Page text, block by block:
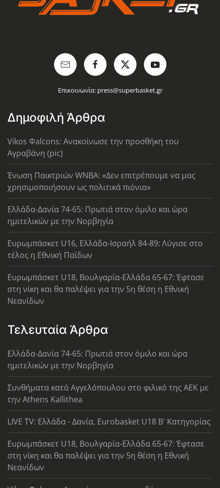
Επικοινωνία: press@superbasket.gr
Δημοφιλή Άρθρα
Vikos Φalcons: Ανακοίνωσε την προσθήκη του
Αγραβάνη (pic)
Ένωση Παικτριών WNBA: «Δεν επιτρέπουμε να μας
χρησιμοποιήσουν ως πολιτικά πιόνια»
Ελλάδα-Δανία 74-65: Πρωτιά στον όμιλο και ώρα
ημιτελικών με την Νορβηγία
Ευρωμπάσκετ U16, Ελλάδα-Ισραήλ 84-89: Λύγισε στο
τέλος η Εθνική Παίδων
Ευρωμπάσκετ U18, Βουλγαρία-Ελλάδα 65-67: Έφτασε
στη νίκη και θα παλέψει για την 5η θέση η Εθνική
Νεανίδων
Τελευταία Άρθρα
Ελλάδα-Δανία 74-65: Πρωτιά στον όμιλο και ώρα
ημιτελικών με την Νορβηγία
Συνθήματα κατά Αγγελόπουλου στο φιλικό της ΑΕΚ με
την Athens Kallithea
LIVE TV: Ελλάδα - Δανία, Eurobasket U18 Β' Κατηγορίας
Ευρωμπάσκετ U18, Βουλγαρία-Ελλάδα 65-67: Έφτασε
στη νίκη και θα παλέψει για την 5η θέση η Εθνική
Νεανίδων